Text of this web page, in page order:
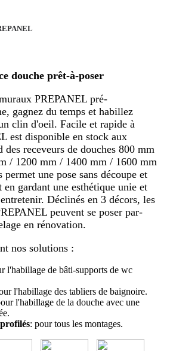
douche prêt-à-poser
PREPANEL pré-
gagnez du temps et habillez
clin d'oeil. Facile et rapide à
est disponible en stock aux
des receveurs de douches 800 mm
/ 1200 mm / 1400 mm / 1600 mm
une pose sans découpe et
gardant une esthétique unie et
Déclinés en 3 décors, les
peuvent se poser par-
en rénovation.
nos solutions :
l'habillage de bâti-supports de wc
l'habillage des tabliers de baignoire.
l'habillage de la douche avec une
: pour tous les montages.